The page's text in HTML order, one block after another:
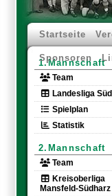
Startseite
Sponsoren
1.Mannschaft
Team
Landesliga Süd
Spielplan
Statistik
2.Mannschaft
Team
Kreisoberliga
Mansfeld-Südharz